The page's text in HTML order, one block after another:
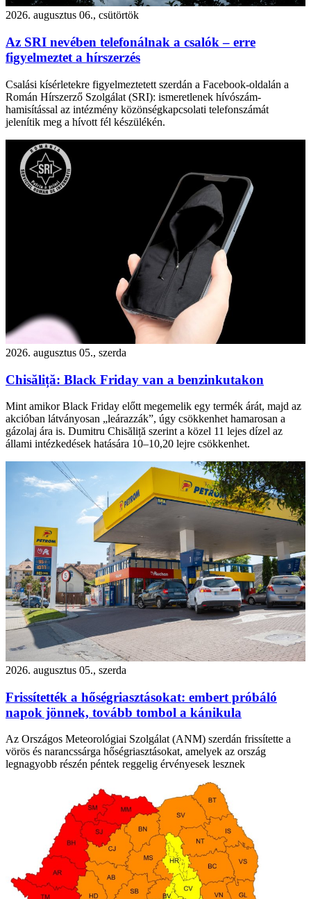
2026. augusztus 06., csütörtök
Az SRI nevében telefonálnak a csalók – erre
figyelmeztet a hírszerzés
Csalási kísérletekre figyelmeztetett szerdán a Facebook-oldalán a
Román Hírszerző Szolgálat (SRI): ismeretlenek hívószám-
hamisítással az intézmény közönségkapcsolati telefonszámát
jelenítik meg a hívott fél készülékén.
2026. augusztus 05., szerda
Chisăliță: Black Friday van a benzinkutakon
Mint amikor Black Friday előtt megemelik egy termék árát, majd az
akcióban látványosan „leárazzák”, úgy csökkenhet hamarosan a
gázolaj ára is. Dumitru Chisăliță szerint a közel 11 lejes dízel az
állami intézkedések hatására 10–10,20 lejre csökkenhet.
2026. augusztus 05., szerda
Frissítették a hőségriasztásokat: embert próbáló
napok jönnek, tovább tombol a kánikula
Az Országos Meteorológiai Szolgálat (ANM) szerdán frissítette a
vörös és narancssárga hőségriasztásokat, amelyek az ország
legnagyobb részén péntek reggelig érvényesek lesznek